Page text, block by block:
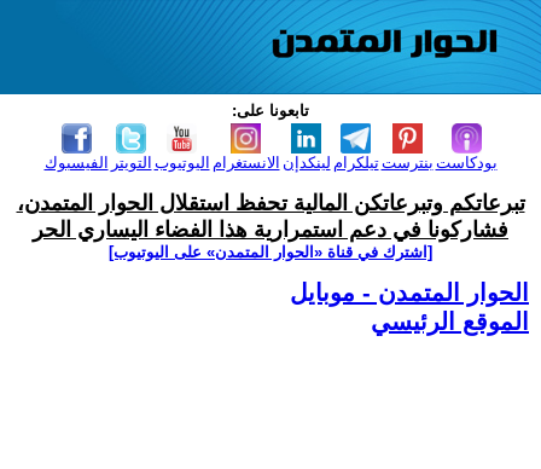
تابعونا على:
الفيسبوك التويتر اليوتيوب الانستغرام لينكدإن تيلكرامبنترست بودكاست
تبرعاتكم وتبرعاتكن المالية تحفظ استقلال الحوار المتمدن،
فشاركونا في دعم استمرارية هذا الفضاء اليساري الحر
[اشترك في قناة ‫«الحوار المتمدن» على اليوتيوب]
الحوار المتمدن - موبايل
الموقع الرئيسي